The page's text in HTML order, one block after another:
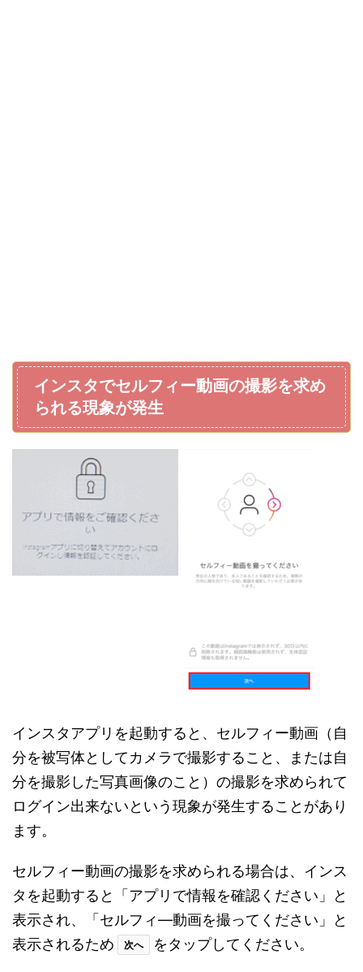
インスタでセルフィー動画の撮影を求め
られる現象が発生
インスタアプリを起動すると、セルフィー動画（自
分を被写体としてカメラで撮影すること、または自
分を撮影した写真画像のこと）の撮影を求められて
ログイン出来ないという現象が発生することがあり
ます。
セルフィー動画の撮影を求められる場合は、インス
タを起動すると「アプリで情報を確認ください」と
表示され、「セルフィ―動画を撮ってください」と
表示されるため
次へ をタップしてください。